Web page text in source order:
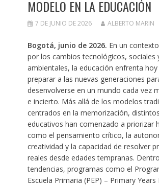
MODELO EN LA EDUCACIÓN
7 DE JUNIO DE 2026 ALBERTO MARIN
Bogotá, junio de 2026. En un
por los cambios tecnológicos, sociales
ambientales, la educación enfrenta
preparar a las nuevas generaciones
desenvolverse en un mundo cada vez
e incierto. Más allá de los modelos
centrados en la memorización,
educativos han comenzado a priorizar
como el pensamiento crítico, la
creatividad y la capacidad de resolver
reales desde edades tempranas.
tendencias, programas como el
Escuela Primaria (PEP) – Primary